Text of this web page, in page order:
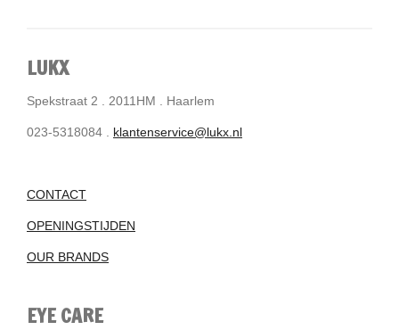
LUKX
Spekstraat 2 . 2011HM . Haarlem
023-5318084 . klantenservice@lukx.nl
CONTACT
OPENINGSTIJDEN
OUR BRANDS
EYE CARE